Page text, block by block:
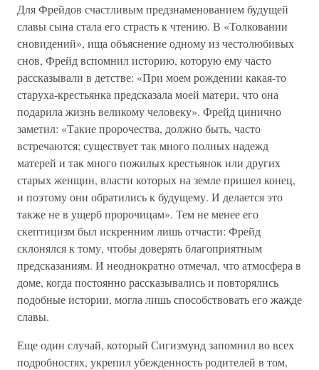
Для Фрейдов счастливым предзнаменованием будущей
славы сына стала его страсть к чтению. В «Толковании
сновидений», ища объяснение одному из честолюбивых
снов, Фрейд вспомнил историю, которую ему часто
рассказывали в детстве: «При моем рождении какая-то
старуха-крестьянка предсказала моей матери, что она
подарила жизнь великому человеку». Фрейд цинично
заметил: «Такие пророчества, должно быть, часто
встречаются; существует так много полных надежд
матерей и так много пожилых крестьянок или других
старых женщин, власти которых на земле пришел конец,
и поэтому они обратились к будущему. И делается это
также не в ущерб пророчицам». Тем не менее его
скептицизм был искренним лишь отчасти: Фрейд
склонялся к тому, чтобы доверять благоприятным
предсказаниям. И неоднократно отмечал, что атмосфера в
доме, когда постоянно рассказывались и повторялись
подобные истории, могла лишь способствовать его жажде
славы.
Еще один случай, который Сигизмунд запомнил во всех
подробностях, укрепил убежденность родителей в том,